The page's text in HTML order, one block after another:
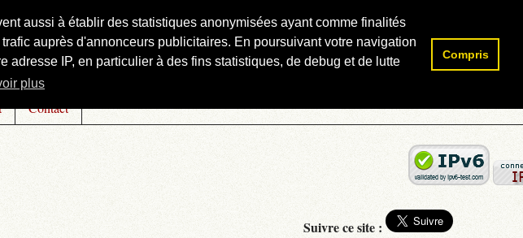
aussi à établir des statistiques anonymisées ayant comme finalités
auprès d'annonceurs publicitaires. En poursuivant votre navigation
IP, en particulier à des fins statistiques, de debug et de lutte
plus
Compris
Contact
Rechercher :
Suivre ce site :